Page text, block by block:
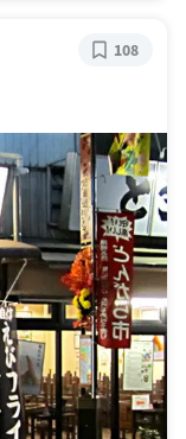
108